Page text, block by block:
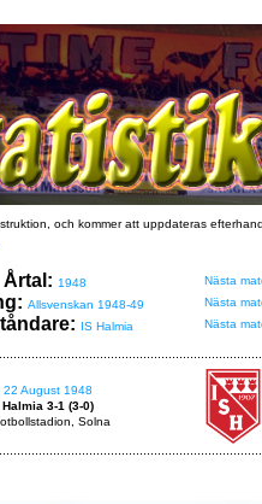
och kommer att uppdateras
Årtal: 1948 Nästa
Allsvenskan 1948-49
Nästa
IS Halmia Nästa
22 August 1948
3-1 (3-0)
Solna